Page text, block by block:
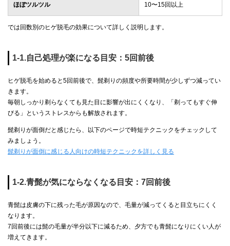
ほぼツルツル 10〜15回以上
では回数別のヒゲ脱毛の効果について詳しく説明します。
1-1.自己処理が楽になる目安：5回前後
ヒゲ脱毛を始めると5回前後で、髭剃りの頻度や所要時間が少しずつ減ってい
きます。
毎朝しっかり剃らなくても見た目に影響が出にくくなり、「剃ってもすぐ伸
びる」というストレスからも解放されます。
髭剃りが面倒だと感じたら、以下のページで時短テクニックをチェックして
みましょう。
髭剃りが面倒に感じる人向けの時短テクニックを詳しく見る
1-2.青髭が気にならなくなる目安：7回前後
青髭は皮膚の下に残った毛が原因なので、毛量が減ってくると目立ちにくく
なります。
7回前後には髭の毛量が半分以下に減るため、夕方でも青髭になりにくい人が
増えてきます。